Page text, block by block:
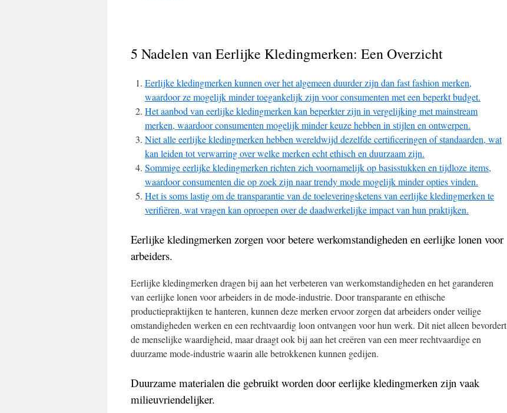
5 Nadelen van Eerlijke Kledingmerken: Een Overzicht
Eerlijke kledingmerken kunnen over het algemeen duurder zijn dan fast fashion merken,
waardoor ze mogelijk minder toegankelijk zijn voor consumenten met een beperkt budget.
Het aanbod van eerlijke kledingmerken kan beperkter zijn in vergelijking met mainstream
merken, waardoor consumenten mogelijk minder keuze hebben in stijlen en ontwerpen.
Niet alle eerlijke kledingmerken hebben wereldwijd dezelfde certificeringen of standaarden, wat
kan leiden tot verwarring over welke merken echt ethisch en duurzaam zijn.
Sommige eerlijke kledingmerken richten zich voornamelijk op basisstukken en tijdloze items,
waardoor consumenten die op zoek zijn naar trendy mode mogelijk minder opties vinden.
Het is soms lastig om de transparantie van de toeleveringsketens van eerlijke kledingmerken te
verifiëren, wat vragen kan oproepen over de daadwerkelijke impact van hun praktijken.
Eerlijke kledingmerken zorgen voor betere werkomstandigheden en eerlijke lonen voor
arbeiders.
Eerlijke kledingmerken dragen bij aan het verbeteren van werkomstandigheden en het garanderen
van eerlijke lonen voor arbeiders in de mode-industrie. Door transparante en ethische
productiepraktijken te hanteren, kunnen deze merken ervoor zorgen dat arbeiders onder veilige
omstandigheden werken en een rechtvaardig loon ontvangen voor hun werk. Dit niet alleen bevordert
de menselijke waardigheid, maar draagt ook bij aan het creëren van een meer rechtvaardige en
duurzame mode-industrie waarin alle betrokkenen kunnen gedijen.
Duurzame materialen die gebruikt worden door eerlijke kledingmerken zijn vaak
milieuvriendelijker.